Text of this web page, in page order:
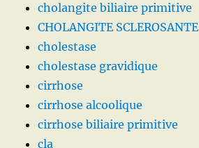
cholangite biliaire primitive
CHOLANGITE SCLEROSANTE
cholestase
cholestase gravidique
cirrhose
cirrhose alcoolique
cirrhose biliaire primitive
cla